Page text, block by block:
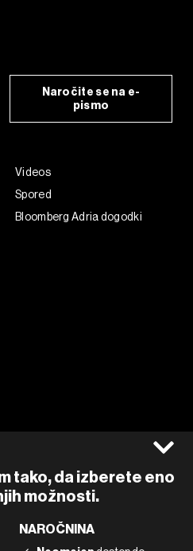
tako, da izberete eno
možnosti.
NAROČNINA
Naročite se na e-
pismo
Videos
Spored
Bloomberg Adria dogodki
Instagram
Linkedin